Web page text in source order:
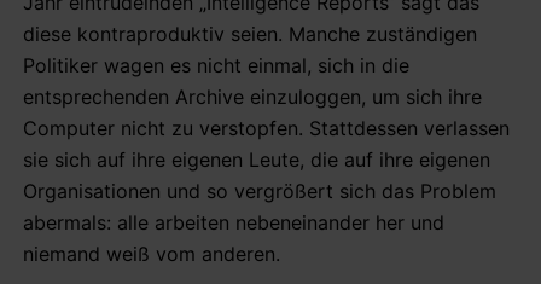
diese kontraproduktiv seien. Manche zuständigen
Politiker wagen es nicht einmal, sich in die
entsprechenden Archive einzuloggen, um sich ihre
Computer nicht zu verstopfen. Stattdessen verlassen
sie sich auf ihre eigenen Leute, die auf ihre eigenen
Organisationen und so vergrößert sich das Problem
abermals: alle arbeiten nebeneinander her und
niemand weiß vom anderen.